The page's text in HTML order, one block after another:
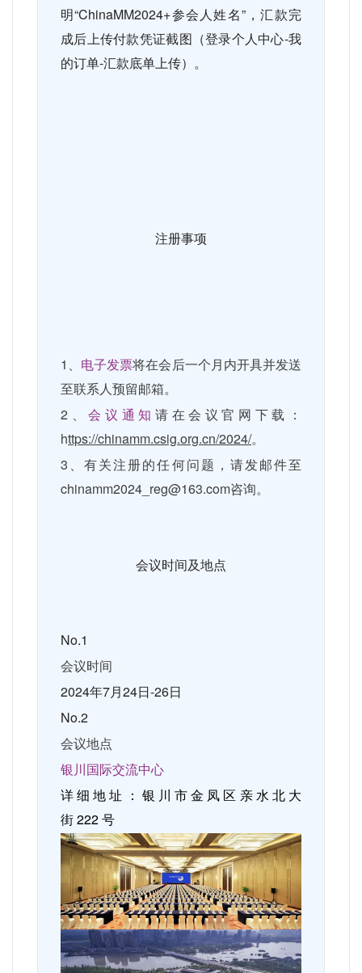
明“ChinaMM2024+参会人姓名”，汇款完
成后上传付款凭证截图（登录个人中心-我
的订单-汇款底单上传）。
注册事项
1 、 电子发票将在会后一个月内开具并发送
至联系人预留邮箱。
2 、会议通知 请在会议官网下载：
https://chinamm.csig.org.cn/2024/。
3 、有关注册的任何问题，请发邮件至
chinamm2024_reg@163.com咨询。
会议时间及地点
No.1
会议时间
2024年7月24日-26日
No.2
会议地点
银川国际交流中心
详细地址：银川市金凤区亲水北大
街222号